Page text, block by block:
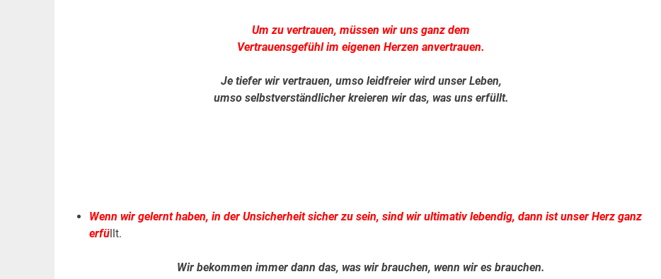
Um zu vertrauen, müssen wir uns ganz dem
Vertrauensgefühl im eigenen Herzen anvertrauen.
Je tiefer wir vertrauen, umso leidfreier wird unser Leben,
umso selbstverständlicher kreieren wir das, was uns erfüllt.
Wenn wir gelernt haben, in der Unsicherheit sicher zu sein, sind wir ultimativ lebendig, dann ist unser Herz ganz
erfüllt.
Wir bekommen immer dann das, was wir brauchen, wenn wir es brauchen.